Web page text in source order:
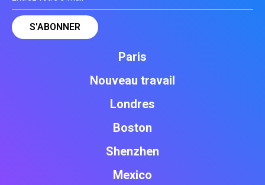
Paris
Nouveau travail
Londres
Boston
Shenzhen
Mexico